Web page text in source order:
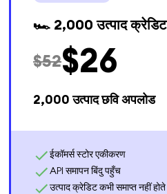
🏎️ 2,000 उत्पाद क्रेडिट
$52$26
2,000 उत्पाद छवि अपलोड
ईकॉमर्स स्टोर एकीकरण
API समापन बिंदु पहुँच
उत्पाद क्रेडिट कभी समाप्त नहीं होते